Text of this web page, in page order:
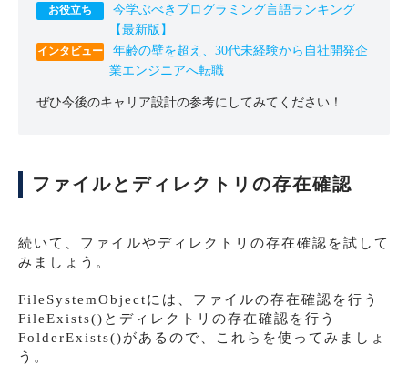
今学ぶべきプログラミング言語ランキング
【最新版】
年齢の壁を超え、30代未経験から自社開発企
業エンジニアへ転職
ぜひ今後のキャリア設計の参考にしてみてください！
ファイルとディレクトリの存在確認
続いて、ファイルやディレクトリの存在確認を試して
みましょう。
FileSystemObjectには、ファイルの存在確認を行う
FileExists()とディレクトリの存在確認を行う
FolderExists()があるので、これらを使ってみましょ
う。